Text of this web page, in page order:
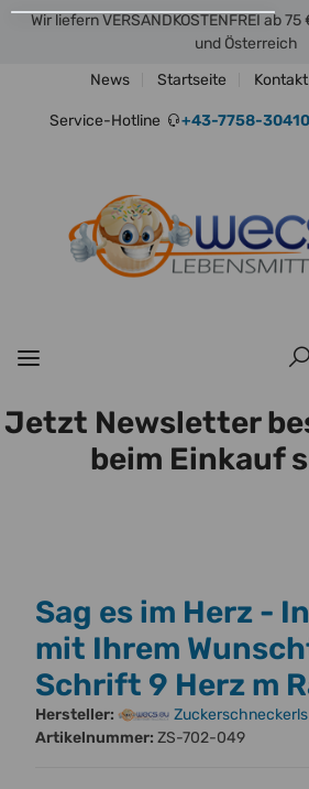
Wir liefern VERSANDKOSTENFREI ab
und Österreich
News
Startseite Kontakt
Service-Hotline +43-7758-30410
Jetzt Newsletter
beim Einkauf
Sag es im Herz -
mit Ihrem
Schrift 9 Herz m
Hersteller:
Zuckerschneckerls
Artikelnummer: ZS-702-049